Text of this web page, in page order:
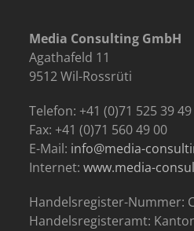
Media Consulting GmbH
Agathafeld 11
9512 Wil-Rossrüti
Telefon: +41 (0)71 525 39 49
Fax: +41 (0)71 560 49 00
E-Mail: info@media-
Internet:www.media-
Handelsregister-Nummer:
Handelsregisteramt: